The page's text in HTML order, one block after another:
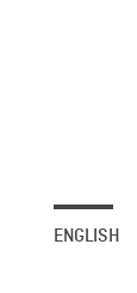
ENGLISH